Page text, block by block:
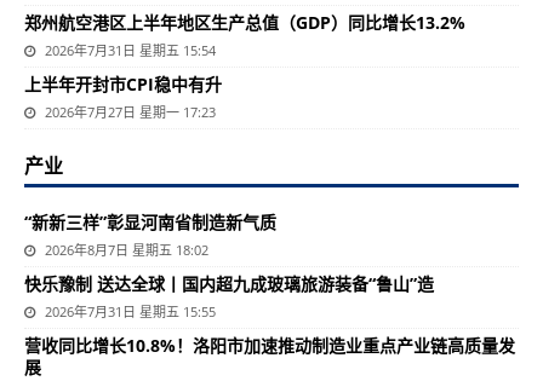
郑州航空港区上半年地区生产总值（GDP）同比增长13.2%
2026年7月31日 星期五 15:54
上半年开封市CPI稳中有升
2026年7月27日 星期一 17:23
产业
“新新三样”彰显河南省制造新气质
2026年8月7日 星期五 18:02
快乐豫制 送达全球丨国内超九成玻璃旅游装备“鲁山”造
2026年7月31日 星期五 15:55
营收同比增长10.8%！洛阳市加速推动制造业重点产业链高质量发
展